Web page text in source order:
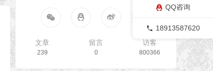
文章
239
留言
0
访客
800366
QQ咨询
18913587620